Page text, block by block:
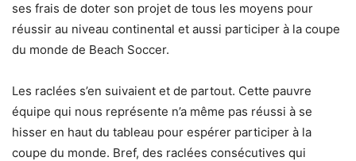
ses frais de doter son projet de tous les moyens pour
réussir au niveau continental et aussi participer à la coupe
du monde de Beach Soccer.
Les raclées s’en suivaient et de partout. Cette pauvre
équipe qui nous représente n’a même pas réussi à se
hisser en haut du tableau pour espérer participer à la
coupe du monde. Bref, des raclées consécutives qui